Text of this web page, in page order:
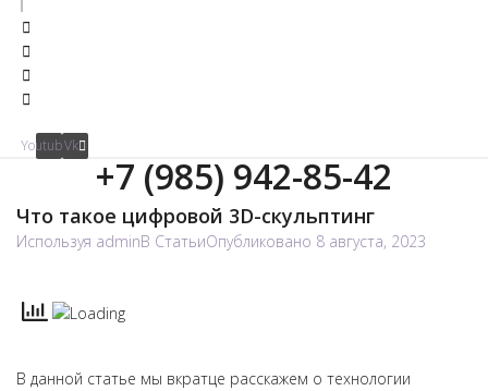
YoutubeVk
+7 (985) 942-85-42
Что такое цифровой 3D-скульптинг
Используя adminВ СтатьиОпубликовано 8 августа, 2023
В данной статье мы вкратце расскажем о технологии